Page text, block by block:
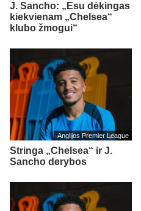
J. Sancho: „Esu dėkingas
kiekvienam „Chelsea“
klubo žmogui“
Anglijos Premier League
Stringa „Chelsea“ ir J.
Sancho derybos